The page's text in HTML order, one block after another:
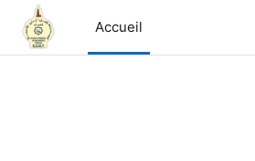
Passer au contenu principal
Accueil